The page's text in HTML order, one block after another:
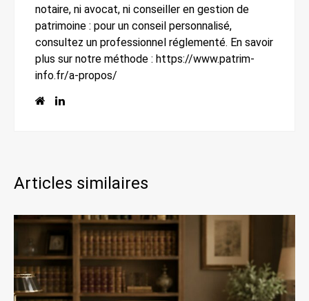
notaire, ni avocat, ni conseiller en gestion de
patrimoine : pour un conseil personnalisé,
consultez un professionnel réglementé. En savoir
plus sur notre méthode : https://www.patrim-
info.fr/a-propos/
Articles similaires